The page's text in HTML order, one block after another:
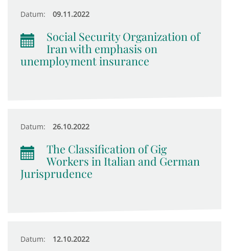
Datum: 09.11.2022
Social Security Organization of
Iran with emphasis on
unemployment insurance
Datum: 26.10.2022
The Classification of Gig
Workers in Italian and German
Jurisprudence
Datum: 12.10.2022